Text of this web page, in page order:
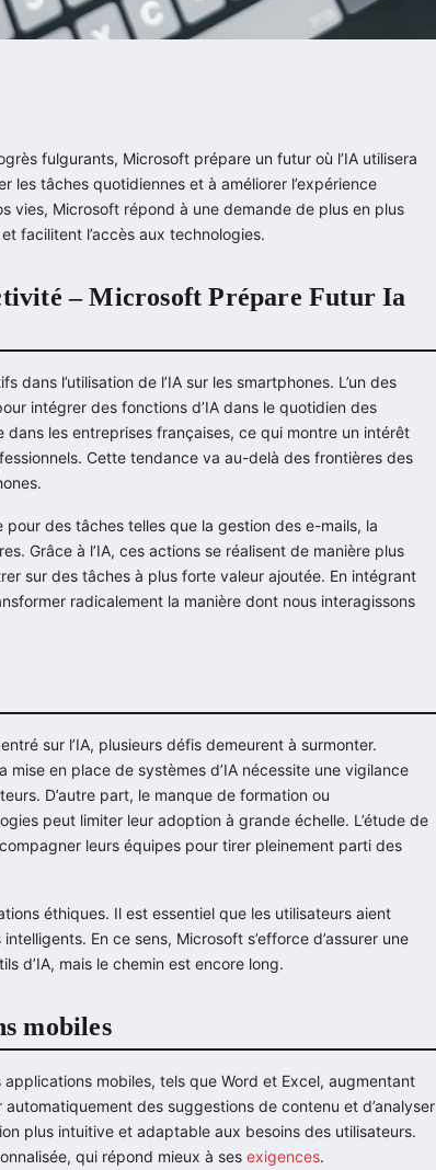
fulgurants, Microsoft prépare un futur où l’IA utilisera
tâches quotidiennes et à améliorer l’expérience
vies, Microsoft répond à une demande de plus en plus
facilitent l’accès aux technologies.
– Microsoft Prépare Futur Ia
l’utilisation de l’IA sur les smartphones. L’un des
intégrer des fonctions d’IA dans le quotidien des
dans les entreprises françaises, ce qui montre un intérêt
Cette tendance va au-delà des frontières des
pour des tâches telles que la gestion des e-mails, la
Grâce à l’IA, ces actions se réalisent de manière plus
sur des tâches à plus forte valeur ajoutée. En intégrant
radicalement la manière dont nous interagissons
sur l’IA, plusieurs défis demeurent à surmonter.
en place de systèmes d’IA nécessite une vigilance
D’autre part, le manque de formation ou
peut limiter leur adoption à grande échelle. L’étude de
leurs équipes pour tirer pleinement parti des
éthiques. Il est essentiel que les utilisateurs aient
En ce sens, Microsoft s’efforce d’assurer une
d’IA, mais le chemin est encore long.
mobiles
mobiles, tels que Word et Excel, augmentant
des suggestions de contenu et d’analyser
plus intuitive et adaptable aux besoins des utilisateurs.
qui répond mieux à ses exigences.